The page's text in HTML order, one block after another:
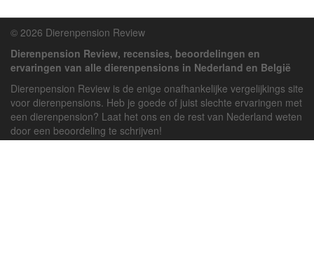
© 2026 Dierenpension Review
Dierenpension Review, recensies, beoordelingen en
ervaringen van alle dierenpensions in Nederland en België
Dierenpension Review is de enige onafhankelijke vergelijkings site
voor dierenpensions. Heb je goede of juist slechte ervaringen met
een dierenpension? Laat het ons en de rest van Nederland weten
door een beoordeling te schrijven!